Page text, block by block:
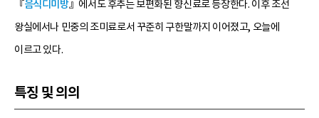
『음식디미방』에서도 후추는 보편화된 향신료로 등장한다. 이후 조선
왕실에서나 민중의 조미료로서 꾸준히 구한말까지 이어졌고, 오늘에
이르고 있다.
특징 및 의의